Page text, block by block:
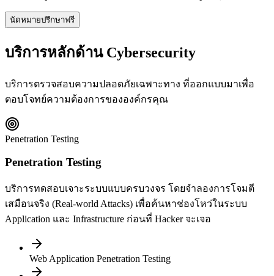
นัดหมายปรึกษาฟรี
บริการหลักด้าน Cybersecurity
บริการตรวจสอบความปลอดภัยเฉพาะทาง ที่ออกแบบมาเพื่อ
ตอบโจทย์ความต้องการขององค์กรคุณ
Penetration Testing
Penetration Testing
บริการทดสอบเจาะระบบแบบครบวงจร โดยจำลองการโจมตี
เสมือนจริง (Real-world Attacks) เพื่อค้นหาช่องโหว่ในระบบ
Application และ Infrastructure ก่อนที่ Hacker จะเจอ
Web Application Penetration Testing